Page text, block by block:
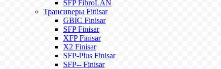
SFP FibroLAN
Трансиверы Finisar
GBIC Finisar
SFP Finisar
XFP Finisar
X2 Finisar
SFP-Plus Finisar
SFP-- Finisar